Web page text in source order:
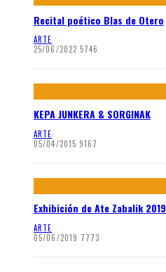
Recital poético Blas de Otero
ARTE
25/06/2022 5746
KEPA JUNKERA & SORGINAK
ARTE
05/04/2015 9167
Exhibición de Ate Zabalik 2019
ARTE
05/06/2019 7773